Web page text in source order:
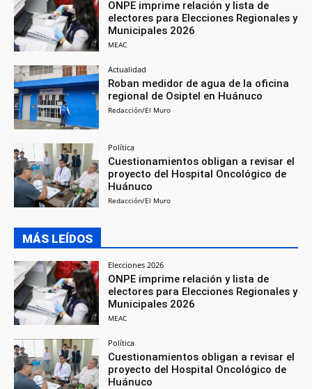
ONPE imprime relación y lista de
electores para Elecciones Regionales y
Municipales 2026
MEAC
Actualidad
Roban medidor de agua de la oficina
regional de Osiptel en Huánuco
Redacción/El Muro
Política
Cuestionamientos obligan a revisar el
proyecto del Hospital Oncológico de
Huánuco
Redacción/El Muro
MÁS LEÍDOS
Elecciones 2026
ONPE imprime relación y lista de
electores para Elecciones Regionales y
Municipales 2026
MEAC
Política
Cuestionamientos obligan a revisar el
proyecto del Hospital Oncológico de
Huánuco